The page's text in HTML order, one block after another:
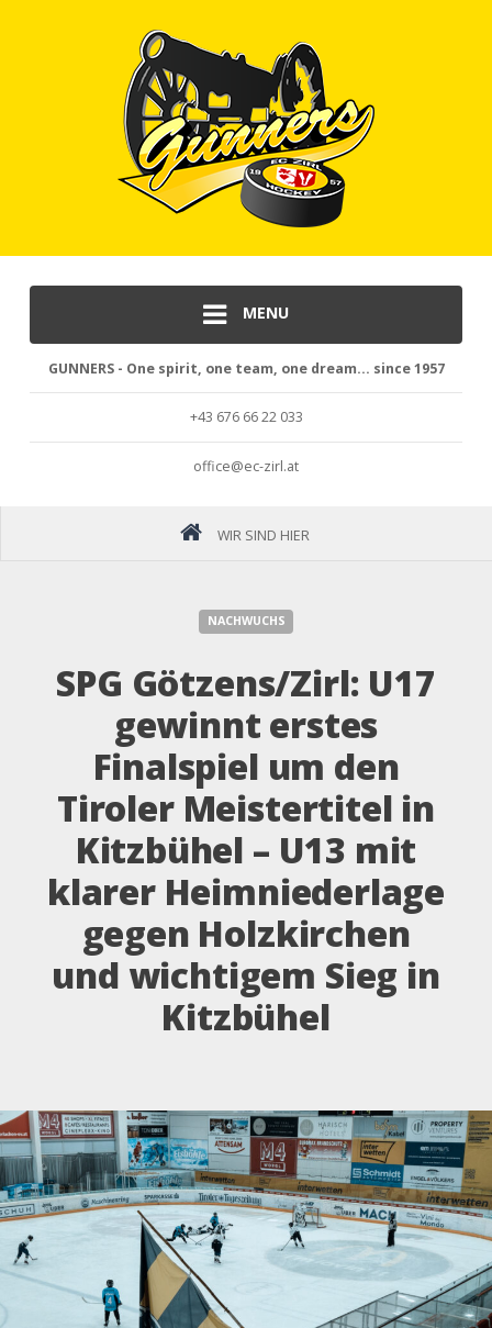
MENU
GUNNERS - One spirit, one team, one dream... since 1957
+43 676 66 22 033
office@ec-zirl.at
WIR SIND HIER
NACHWUCHS
SPG Götzens/Zirl: U17
gewinnt erstes
Finalspiel um den
Tiroler Meistertitel in
Kitzbühel – U13 mit
klarer Heimniederlage
gegen Holzkirchen
und wichtigem Sieg in
Kitzbühel